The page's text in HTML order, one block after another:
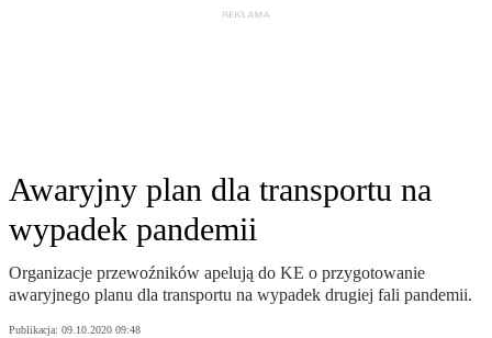
Awaryjny plan dla transportu na
wypadek pandemii
Organizacje przewoźników apelują do KE o przygotowanie
awaryjnego planu dla transportu na wypadek drugiej fali pandemii.
Publikacja: 09.10.2020 09:48